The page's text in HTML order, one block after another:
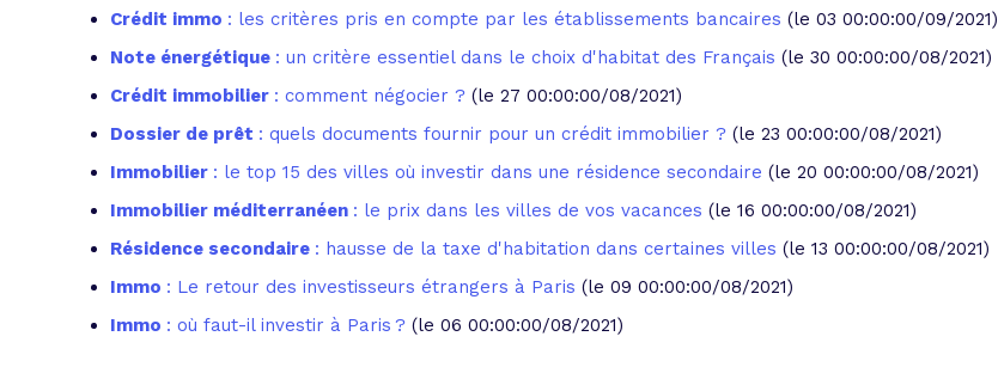
Crédit immo : les critères pris en compte par les établissements bancaires (le 03 00:00:00/09/2021)
Note énergétique : un critère essentiel dans le choix d'habitat des Français (le 30 00:00:00/08/2021)
Crédit immobilier : comment négocier ? (le 27 00:00:00/08/2021)
Dossier de prêt : quels documents fournir pour un crédit immobilier ? (le 23 00:00:00/08/2021)
Immobilier : le top 15 des villes où investir dans une résidence secondaire (le 20 00:00:00/08/2021)
Immobilier méditerranéen : le prix dans les villes de vos vacances (le 16 00:00:00/08/2021)
Résidence secondaire : hausse de la taxe d'habitation dans certaines villes (le 13 00:00:00/08/2021)
Immo : Le retour des investisseurs étrangers à Paris (le 09 00:00:00/08/2021)
Immo : où faut-il investir à Paris ? (le 06 00:00:00/08/2021)